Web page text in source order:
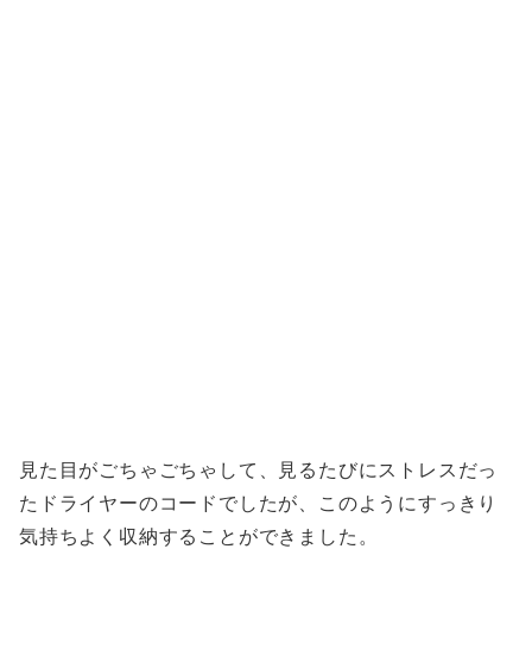
見た目がごちゃごちゃして、見るたびにストレスだっ
たドライヤーのコードでしたが、このようにすっきり
気持ちよく収納することができました。